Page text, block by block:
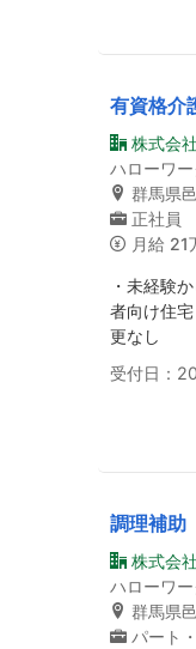
有資格介
株式会
ハローワ
群馬県
正社員
月給 21
・未経験
者向け住
更なし
受付日：
調理補助
株式会
ハローワ
群馬県
パート